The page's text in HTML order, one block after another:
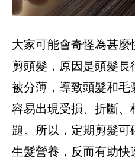
大家可能會奇怪為甚
剪頭髮，原因是頭髮
被分薄，導致頭髮和毛
容易出現受損、折斷、
題。所以，定期剪髮
生髮營養，反而有助